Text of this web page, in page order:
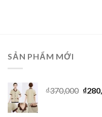
SẢN PHẨM MỚI
₫370,000 ₫